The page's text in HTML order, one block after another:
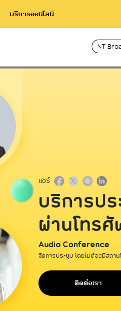
บริการออนไลน์
NT
Broadband บริการอินเทอร์เน็ตไฟเบอร์
มเร็วสูง
NetPlay บริการกล่องทีวีออนไลน์
แชร์
บริการป
ผ่านโทร
Audio Conference
จัดการประชุม โดยไม่ต้องมีสถา
ติดต่อเรา
ใช้เวลาอ่าน